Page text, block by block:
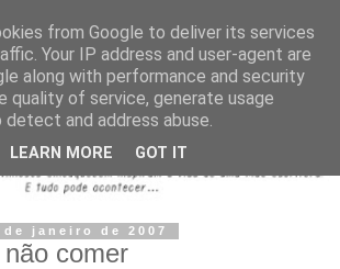
janeiro de 2007
comer
from Google to deliver its services
Your IP address and user-agent are
along with performance and security
quality of service, generate usage
and address abuse.
LEARN MORE GOT IT